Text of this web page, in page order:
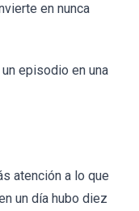
en nunca
episodio en una
atención a lo que
un día hubo diez